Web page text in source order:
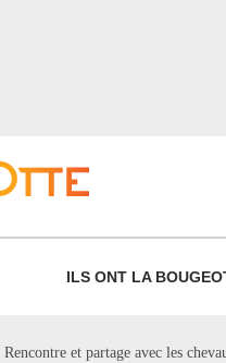
ILS ONT LA
Rencontre et partage avec les